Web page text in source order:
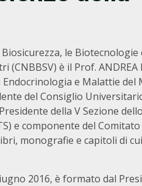
le Biotecnologie
(CNBBSV) è il Prof.
e Malattie
del Consiglio
della V Sezione
e componente del
monografie e capitoli di
2016, è formato dal